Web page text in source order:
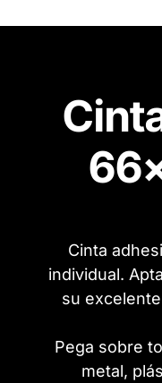
Cinta
individual.
su
Pega sobre
metal,